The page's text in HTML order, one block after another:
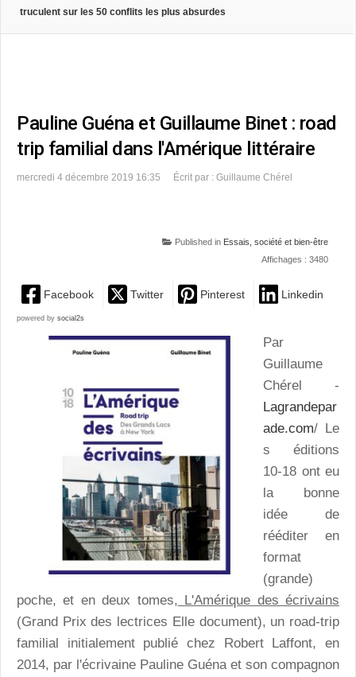
truculent sur les 50 conflits les plus absurdes
Pauline Guéna et Guillaume Binet : road
trip familial dans l'Amérique littéraire
mercredi 4 décembre 2019 16:35 Écrit par : Guillaume Chérel
Published in Essais, société et bien-être
Affichages : 3480
Facebook Twitter Pinterest Linkedin
powered by social2s
Par
Guillaume
Chérel -
Lagrandepar
ade.com/ Le
s éditions
10-18 ont eu
la bonne
idée de
rééditer en
format
(grande)
poche, et en deux tomes, L'Amérique des écrivains
(Grand Prix des lectrices Elle document), un road-trip
familial initialement publié chez Robert Laffont, en
2014, par l'écrivaine Pauline Guéna et son compagnon